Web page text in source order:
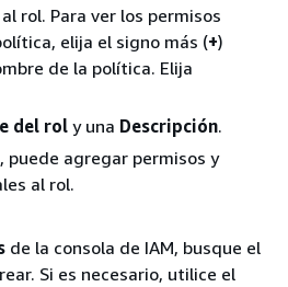
rol. Para ver los permisos
elija el signo más (+)
de la política. Elija
del rol y una Descripción.
puede agregar permisos y
al rol.
de la consola de IAM, busque el
Si es necesario, utilice el